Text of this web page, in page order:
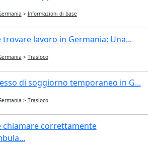
> Informazioni di base
trovare lavoro in Germania: Una...
> Trasloco
di soggiorno temporaneo in G...
> Trasloco
chiamare correttamente